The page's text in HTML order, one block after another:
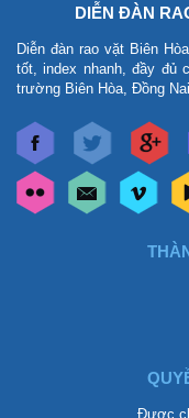
DIỄN ĐÀN
Diễn đàn rao vặt Biên
tốt, index nhanh, đầy đủ
trường Biên Hòa, Đồng
Được